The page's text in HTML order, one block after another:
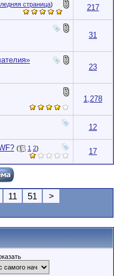
страница)
217
31
23
1,278
12
( 1 2)
17
11 51
>